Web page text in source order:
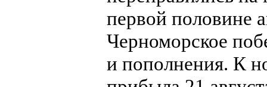
первой половине
Черноморское
и пополнения. К